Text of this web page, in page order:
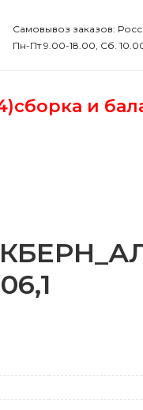
Самовывоз заказов:
Пн-Пт 9.00-18.00, Сб.
и